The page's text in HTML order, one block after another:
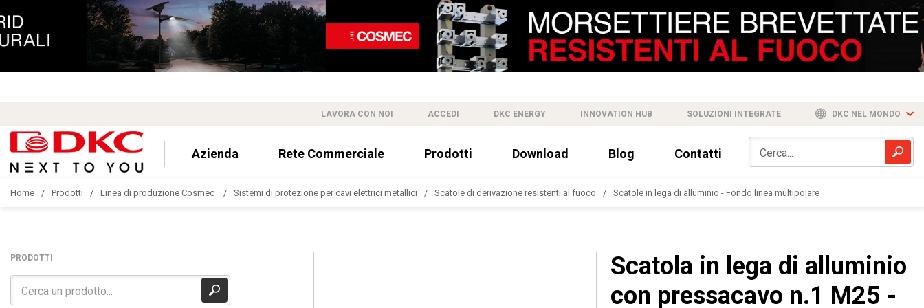
LAVORA CON NOI ACCEDI DKC ENERGY INNOVATION HUB SOLUZIONI INTEGRATE DKC NEL MONDO
Azienda Rete Commerciale Prodotti Download Blog Contatti
Home Prodotti Linea di produzione Cosmec Sistemi di protezione per cavi elettrici metallici Scatole di derivazione resistenti al fuoco Scatole in lega di alluminio - Fondo linea multipolare
PRODOTTI
Scatola in lega di alluminio
con pressacavo n.1 M25 -